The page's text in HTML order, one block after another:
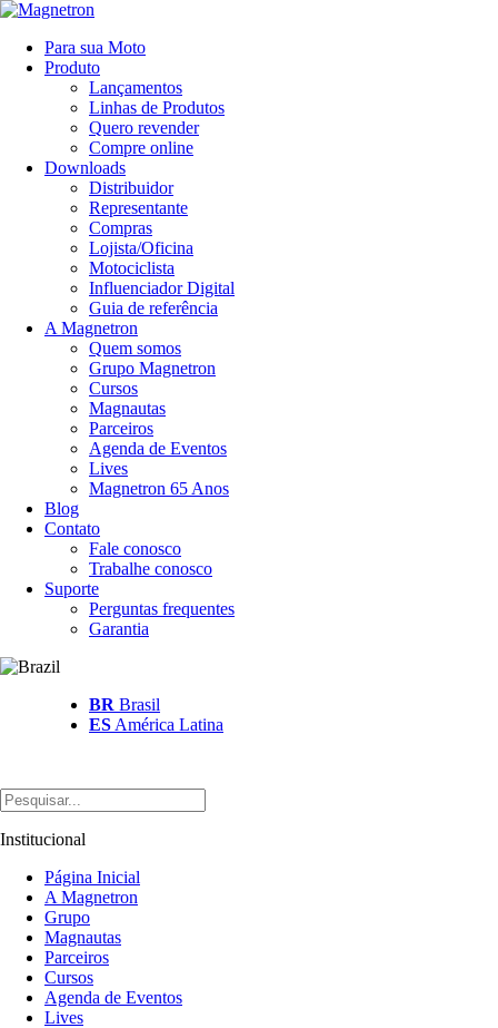
Para sua Moto
Produto
Lançamentos
Linhas de Produtos
Quero revender
Compre online
Downloads
Distribuidor
Representante
Compras
Lojista/Oficina
Motociclista
Influenciador Digital
Guia de referência
A Magnetron
Quem somos
Grupo Magnetron
Cursos
Magnautas
Parceiros
Agenda de Eventos
Lives
Magnetron 65 Anos
Blog
Contato
Fale conosco
Trabalhe conosco
Suporte
Perguntas frequentes
Garantia
BR Brasil
ES América Latina
Institucional
Página Inicial
A Magnetron
Grupo
Magnautas
Parceiros
Cursos
Agenda de Eventos
Lives